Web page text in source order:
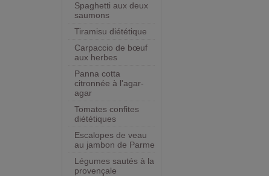
Spaghetti aux deux
saumons
Tiramisu diététique
Carpaccio de bœuf
aux herbes
Panna cotta
citronnée à l'agar-
agar
Tomates confites
diététiques
Escalopes de veau
au jambon de Parme
Légumes sautés à la
provençale